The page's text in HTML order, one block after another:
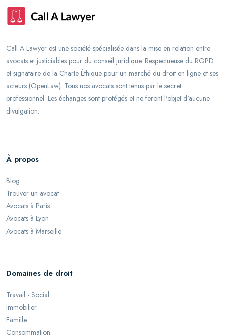
Call A Lawyer est une société spécialisée dans la mise en relation entre
avocats et justiciables pour du conseil juridique. Respectueuse du RGPD
et signataire de la Charte Éthique pour un marché du droit en ligne et ses
acteurs (OpenLaw). Tous nos avocats sont tenus par le secret
professionnel. Les échanges sont protégés et ne feront l'objet d'aucune
divulgation.
À propos
Blog
Trouver un avocat
Avocats à Paris
Avocats à Lyon
Avocats à Marseille
Domaines de droit
Travail - Social
Immobilier
Famille
Consommation